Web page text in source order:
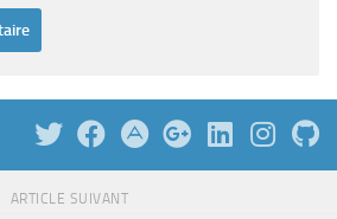
ARTICLE SUIVANT